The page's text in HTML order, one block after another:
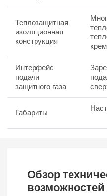
Теплозащитная
изоляционная
конструкция
Интерфейс
подачи
защитного газа
Габариты
Обзор
возможностей